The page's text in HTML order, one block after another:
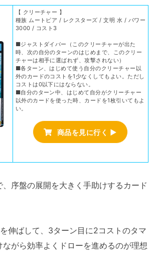
【 クリーチャー 】
種族 ムートピア / レクスターズ / 文明 水 / パワー
3000 / コスト3
■ジャストダイバー（このクリーチャーが出た
時、次の自分のターンのはじめまで、このクリー
チャーは相手に選ばれず、攻撃されない）
■各ターン、はじめて使う自分のクリーチャー以
外のカードのコストを1少なくしてもよい。ただし
コストは0以下にはならない。
■自分のターン中、はじめて自分がクリーチャー
以外のカードを使った時、カードを1枚引いてもよ
い。
商品を見に行く ▶
序盤の展開を大きく手助けするカード
伸ばして、3ターン目に2コストのタマ
ながら効率よくドローを進めるのが理想